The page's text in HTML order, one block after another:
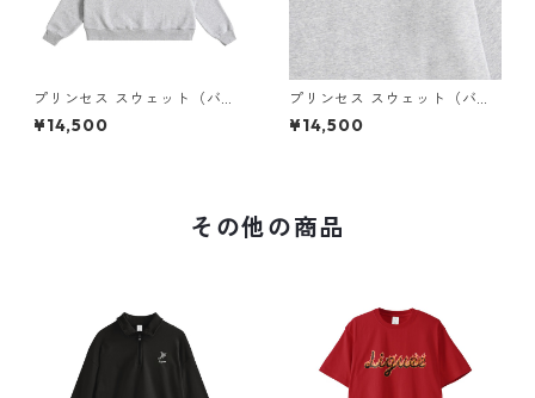
プリンセス スウェット（バッ
クプリント）× Liguee®️糸の鳥
ロゴ（刺繍）
¥14,500
プリンセス スウェット（バッ
クプリント）× Liguee®️花ロゴ
（刺繍）
¥14,500
その他の商品